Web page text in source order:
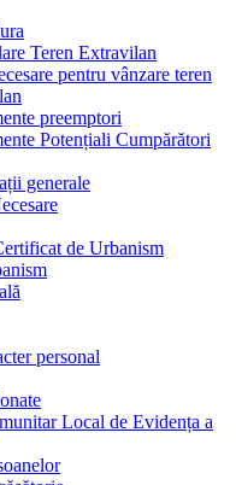
Teren Extravilan
pentru vânzare teren
preemptori
Potențiali Cumpărători
generale
de Urbanism
personal
Local de Evidența a